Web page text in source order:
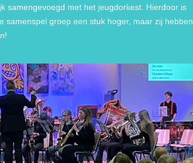
samengevoegd met het jeugdorkest. Hierdoor is
samenspel groep een stuk hoger, maar zij hebben